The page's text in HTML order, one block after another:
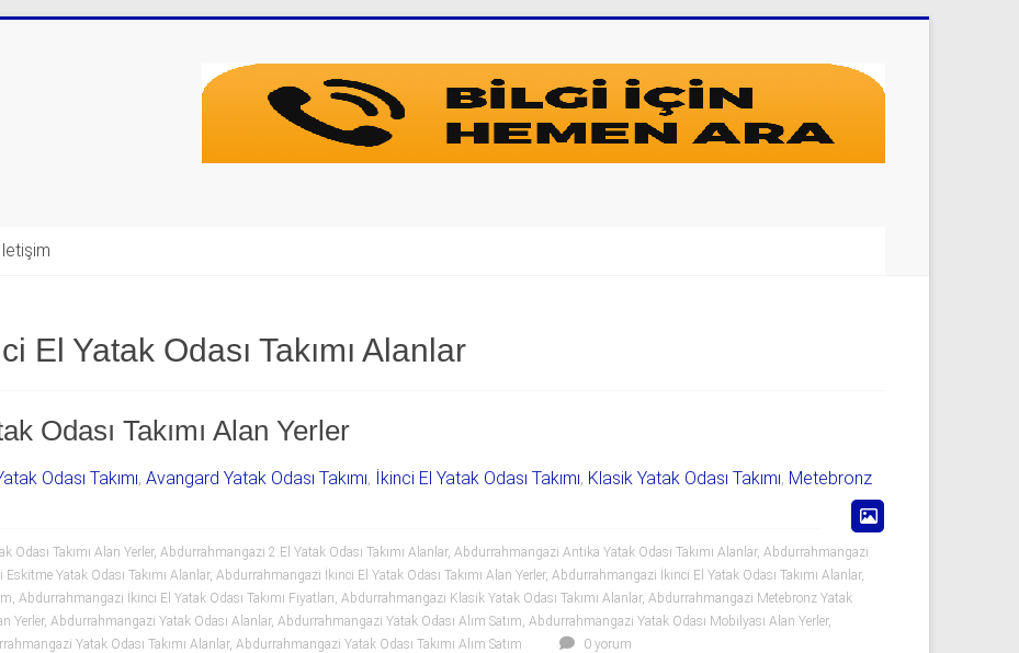
İletişim
El Yatak Odası Takımı Alanlar
Odası Takımı Alan Yerler
Odası Takımı, Avangard Yatak Odası Takımı, İkinci El Yatak Odası Takımı, Klasik Yatak Odası Takımı, Metebronz
Odası Takımı Alan Yerler, Abdurrahmangazi 2.El Yatak Odası Takımı Alanlar, Abdurrahmangazi Antika Yatak Odası Takımı Alanlar, Abdurrahmangazi
Yatak Odası Takımı Alanlar, Abdurrahmangazi İkinci El Yatak Odası Takımı Alan Yerler, Abdurrahmangazi İkinci El Yatak Odası Takımı Alanlar,
, Abdurrahmangazi İkinci El Yatak Odası Takımı Fiyatları, Abdurrahmangazi Klasik Yatak Odası Takımı Alanlar, Abdurrahmangazi Metebronz Yatak
Yerler, Abdurrahmangazi Yatak Odası Alanlar, Abdurrahmangazi Yatak Odası Alım Satım, Abdurrahmangazi Yatak Odası Mobilyası Alan Yerler,
Yatak Odası Takımı Alanlar, Abdurrahmangazi Yatak Odası Takımı Alım Satım 0 yorum